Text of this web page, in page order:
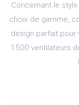
Concernant le
choix de gamme,
design parfait pour
1500 ventilateurs